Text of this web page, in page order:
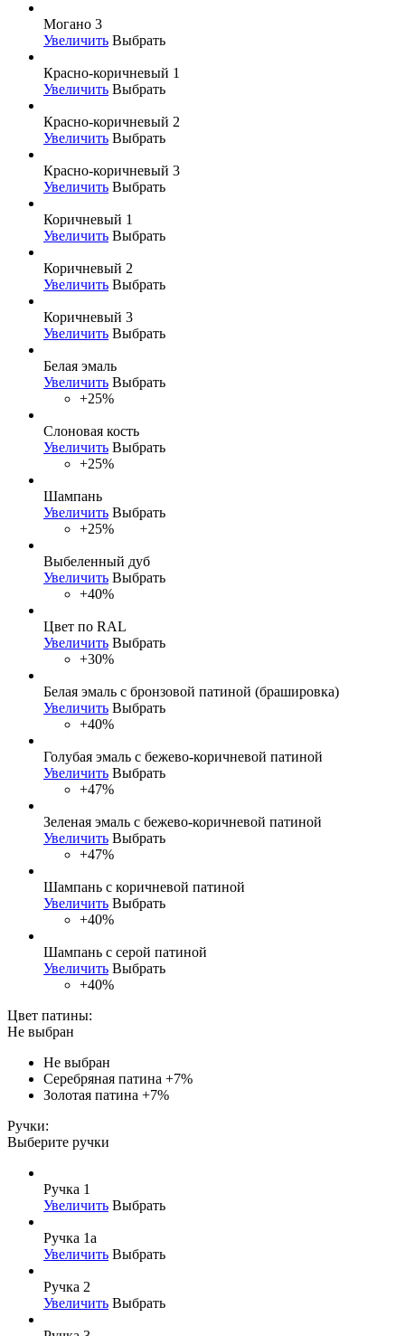
Могано 3
Увеличить Выбрать
Красно-коричневый 1
Увеличить Выбрать
Красно-коричневый 2
Увеличить Выбрать
Красно-коричневый 3
Увеличить Выбрать
Коричневый 1
Увеличить Выбрать
Коричневый 2
Увеличить Выбрать
Коричневый 3
Увеличить Выбрать
Белая эмаль
Увеличить Выбрать
+25%
Слоновая кость
Увеличить Выбрать
+25%
Шампань
Увеличить Выбрать
+25%
Выбеленный дуб
Увеличить Выбрать
+40%
Цвет по RAL
Увеличить Выбрать
+30%
Белая эмаль с бронзовой патиной (брашировка)
Увеличить Выбрать
+40%
Голубая эмаль с бежево-коричневой патиной
Увеличить Выбрать
+47%
Зеленая эмаль с бежево-коричневой патиной
Увеличить Выбрать
+47%
Шампань с коричневой патиной
Увеличить Выбрать
+40%
Шампань с серой патиной
Увеличить Выбрать
+40%
Цвет патины:
Не выбран
Не выбран
Серебряная патина +7%
Золотая патина +7%
Ручки:
Выберите ручки
Ручка 1
Увеличить Выбрать
Ручка 1а
Увеличить Выбрать
Ручка 2
Увеличить Выбрать